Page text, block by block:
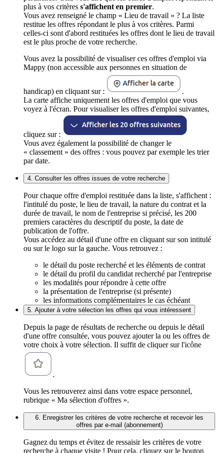
plus à vos critères s'affichent en premier.
Vous avez renseigné le champ « Lieu de travail » ? La liste
restitue les offres répondant le plus à vos critères. Parmi
celles-ci sont d'abord restituées les offres dont le lieu de travail
est le plus proche de votre recherche.
Vous avez la possibilité de visualiser ces offres d'emploi via
Mappy (non accessible aux personnes en situation de
handicap) en cliquant sur :
.
La carte affiche uniquement les offres d'emploi que vous
voyez à l'écran. Pour visualiser les offres d'emploi suivantes,
cliquez sur :
Vous avez également la possibilité de changer le
« classement » des offres : vous pouvez par exemple les trier
par date.
4. Consulter les offres issues de votre recherche
Pour chaque offre d'emploi restituée dans la liste, s'affichent :
l'intitulé du poste, le lieu de travail, la nature du contrat et la
durée de travail, le nom de l'entreprise si précisé, les 200
premiers caractères du descriptif du poste, la date de
publication de l'offre.
Vous accédez au détail d'une offre en cliquant sur son intitulé
ou sur le logo sur la gauche. Vous retrouvez :
le détail du poste recherché et les éléments de contrat
le détail du profil du candidat recherché par l'entreprise
les modalités pour répondre à cette offre
la présentation de l'entreprise (si présente)
les informations complémentaires le cas échéant
5. Ajouter à votre sélection les offres qui vous intéressent
Depuis la page de résultats de recherche ou depuis le détail
d'une offre consultée, vous pouvez ajouter la ou les offres de
votre choix à votre sélection. Il suffit de cliquer sur l'icône
.
Vous les retrouverez ainsi dans votre espace personnel,
rubrique « Ma sélection d'offres ».
6. Enregistrer les critères de votre recherche et recevoir les
offres par e-mail (abonnement)
Gagnez du temps et évitez de ressaisir les critères de votre
recherche à chaque visite ! Pour cela, cliquez sur le bouton